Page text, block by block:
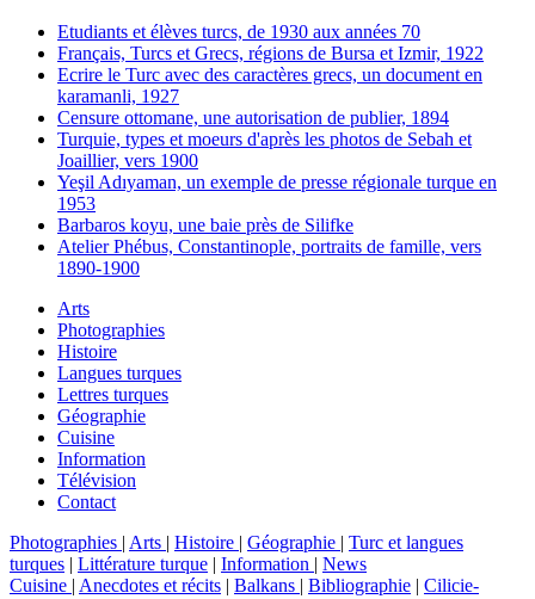
Etudiants et élèves turcs, de 1930 aux années 70
Français, Turcs et Grecs, régions de Bursa et Izmir, 1922
Ecrire le Turc avec des caractères grecs, un document en
karamanli, 1927
Censure ottomane, une autorisation de publier, 1894
Turquie, types et moeurs d'après les photos de Sebah et
Joaillier, vers 1900
Yeşil Adıyaman, un exemple de presse régionale turque en
1953
Barbaros koyu, une baie près de Silifke
Atelier Phébus, Constantinople, portraits de famille, vers
1890-1900
Arts
Photographies
Histoire
Langues turques
Lettres turques
Géographie
Cuisine
Information
Télévision
Contact
Photographies | Arts | Histoire | Géographie | Turc et langues
turques | Littérature turque | Information | News
Cuisine | Anecdotes et récits | Balkans | Bibliographie | Cilicie-